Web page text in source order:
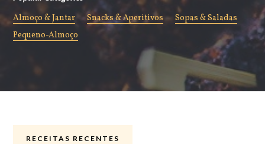
Almoço & Jantar Snacks & Aperitivos
Sopas & Saladas
Pequeno-Almoço
RECEITAS RECENTES